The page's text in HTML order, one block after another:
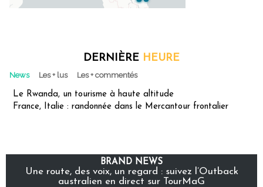
DERNIÈRE HEURE
News Les + lus Les + commentés
Le Rwanda, un tourisme à haute altitude
France, Italie : randonnée dans le Mercantour frontalier
BRAND NEWS
Une route, des voix, un regard : suivez l’Outback
australien en direct sur TourMaG